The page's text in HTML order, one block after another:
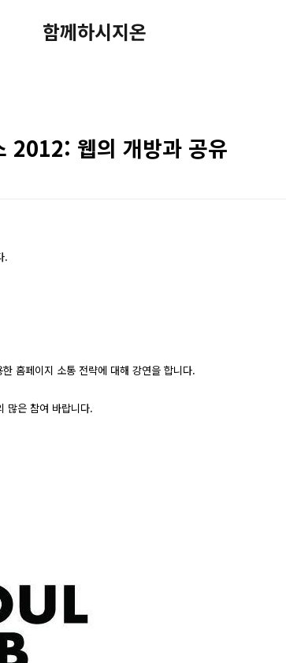
함께하시지온
2012: 웹의 개방과 공유
.
홈페이지 소통 전략에 대해 강연을 합니다.
많은 참여 바랍니다.